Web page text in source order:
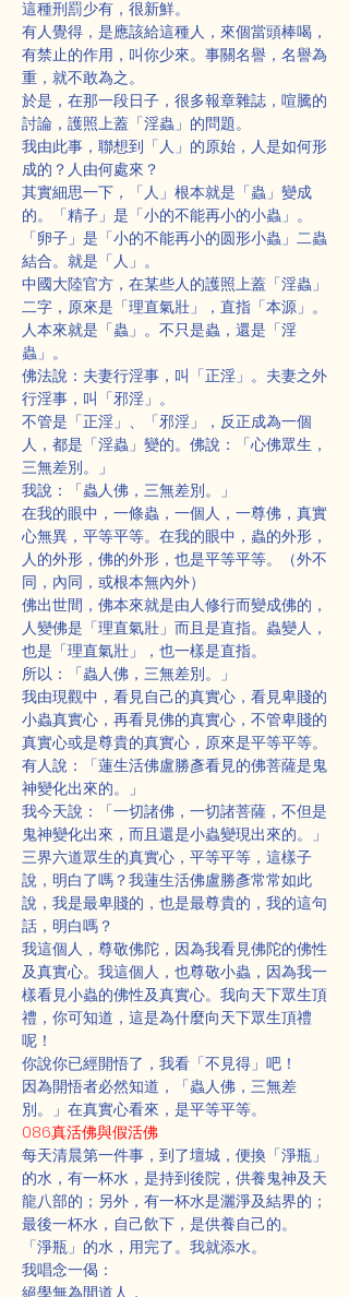
這種刑罰少有，很新鮮。
有人覺得，是應該給這種人，來個當頭棒喝，
有禁止的作用，叫你少來。事關名譽，名譽為
重，就不敢為之。
於是，在那一段日子，很多報章雜誌，喧騰的
討論，護照上蓋「淫蟲」的問題。
我由此事，聯想到「人」的原始，人是如何形
成的？人由何處來？
其實細思一下，「人」根本就是「蟲」變成
的。「精子」是「小的不能再小的小蟲」。
「卵子」是「小的不能再小的圆形小蟲」二蟲
結合。就是「人」。
中國大陸官方，在某些人的護照上蓋「淫蟲」
二字，原來是「理直氣壯」，直指「本源」。
人本來就是「蟲」。不只是蟲，還是「淫
蟲」。
佛法說：夫妻行淫事，叫「正淫」。夫妻之外
行淫事，叫「邪淫」。
不管是「正淫」、「邪淫」，反正成為一個
人，都是「淫蟲」變的。佛說：「心佛眾生，
三無差別。」
我說：「蟲人佛，三無差別。」
在我的眼中，一條蟲，一個人，一尊佛，真實
心無異，平等平等。在我的眼中，蟲的外形，
人的外形，佛的外形，也是平等平等。（外不
同，內同，或根本無內外）
佛出世間，佛本來就是由人修行而變成佛的，
人變佛是「理直氣壯」而且是直指。蟲變人，
也是「理直氣壯」，也一樣是直指。
所以：「蟲人佛，三無差別。」
我由現觀中，看見自己的真實心，看見卑賤的
小蟲真實心，再看見佛的真實心，不管卑賤的
真實心或是尊貴的真實心，原來是平等平等。
有人說：「蓮生活佛盧勝彥看見的佛菩薩是鬼
神變化出來的。」
我今天說：「一切諸佛，一切諸菩薩，不但是
鬼神變化出來，而且還是小蟲變現出來的。」
三界六道眾生的真實心，平等平等，這樣子
說，明白了嗎？我蓮生活佛盧勝彥常常如此
說，我是最卑賤的，也是最尊貴的，我的這句
話，明白嗎？
我這個人，尊敬佛陀，因為我看見佛陀的佛性
及真實心。我這個人，也尊敬小蟲，因為我一
樣看見小蟲的佛性及真實心。我向天下眾生頂
禮，你可知道，這是為什麼向天下眾生頂禮
呢！
你說你已經開悟了，我看「不見得」吧！
因為開悟者必然知道，「蟲人佛，三無差
別。」在真實心看來，是平等平等。
086真活佛與假活佛
每天清晨第一件事，到了壇城，便換「淨瓶」
的水，有一杯水，是持到後院，供養鬼神及天
龍八部的；另外，有一杯水是灑淨及結界的；
最後一杯水，自己飲下，是供養自己的。
「淨瓶」的水，用完了。我就添水。
我唱念一偈：
絕學無為閒道人，